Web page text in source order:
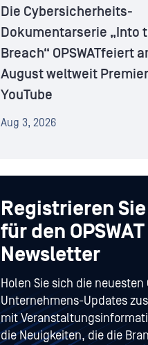
Die Cybersicherheits-
Dokumentarserie „Into
Breach“ OPSWATfeiert
August weltweit
YouTube
Aug 3, 2026
Registrieren
für den OPSWAT
Newsletter
Holen Sie sich die neuesten
Unternehmens-Updates
mit
die Neuigkeiten, die die